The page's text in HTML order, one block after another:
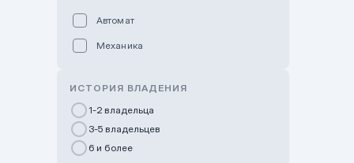
GWM Nurly Zhol
Chery Astana
Автомат
Механика
ИСТОРИЯ ВЛАДЕНИЯ
1-2 владельца
3-5 владельцев
6 и более